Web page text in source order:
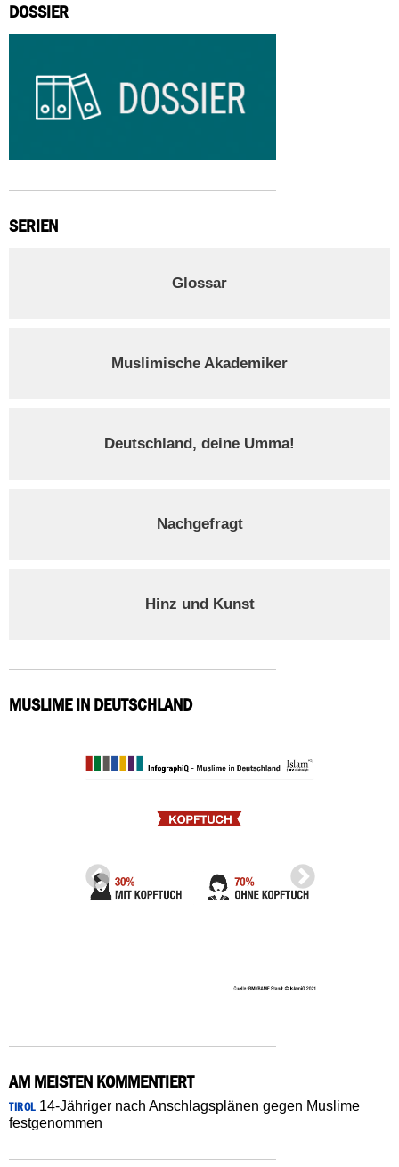
DOSSIER
SERIEN
Glossar
Muslimische Akademiker
Deutschland, deine Umma!
Nachgefragt
Hinz und Kunst
MUSLIME IN DEUTSCHLAND
AM MEISTEN KOMMENTIERT
TIROL14-Jähriger nach Anschlagsplänen gegen Muslime
festgenommen